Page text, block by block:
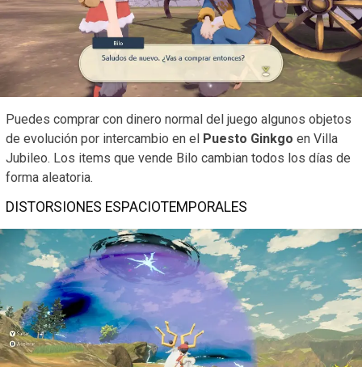
Puedes comprar con dinero normal del juego algunos objetos
de evolución por intercambio en el Puesto Ginkgo en Villa
Jubileo. Los items que vende Bilo cambian todos los días de
forma aleatoria.
DISTORSIONES ESPACIOTEMPORALES